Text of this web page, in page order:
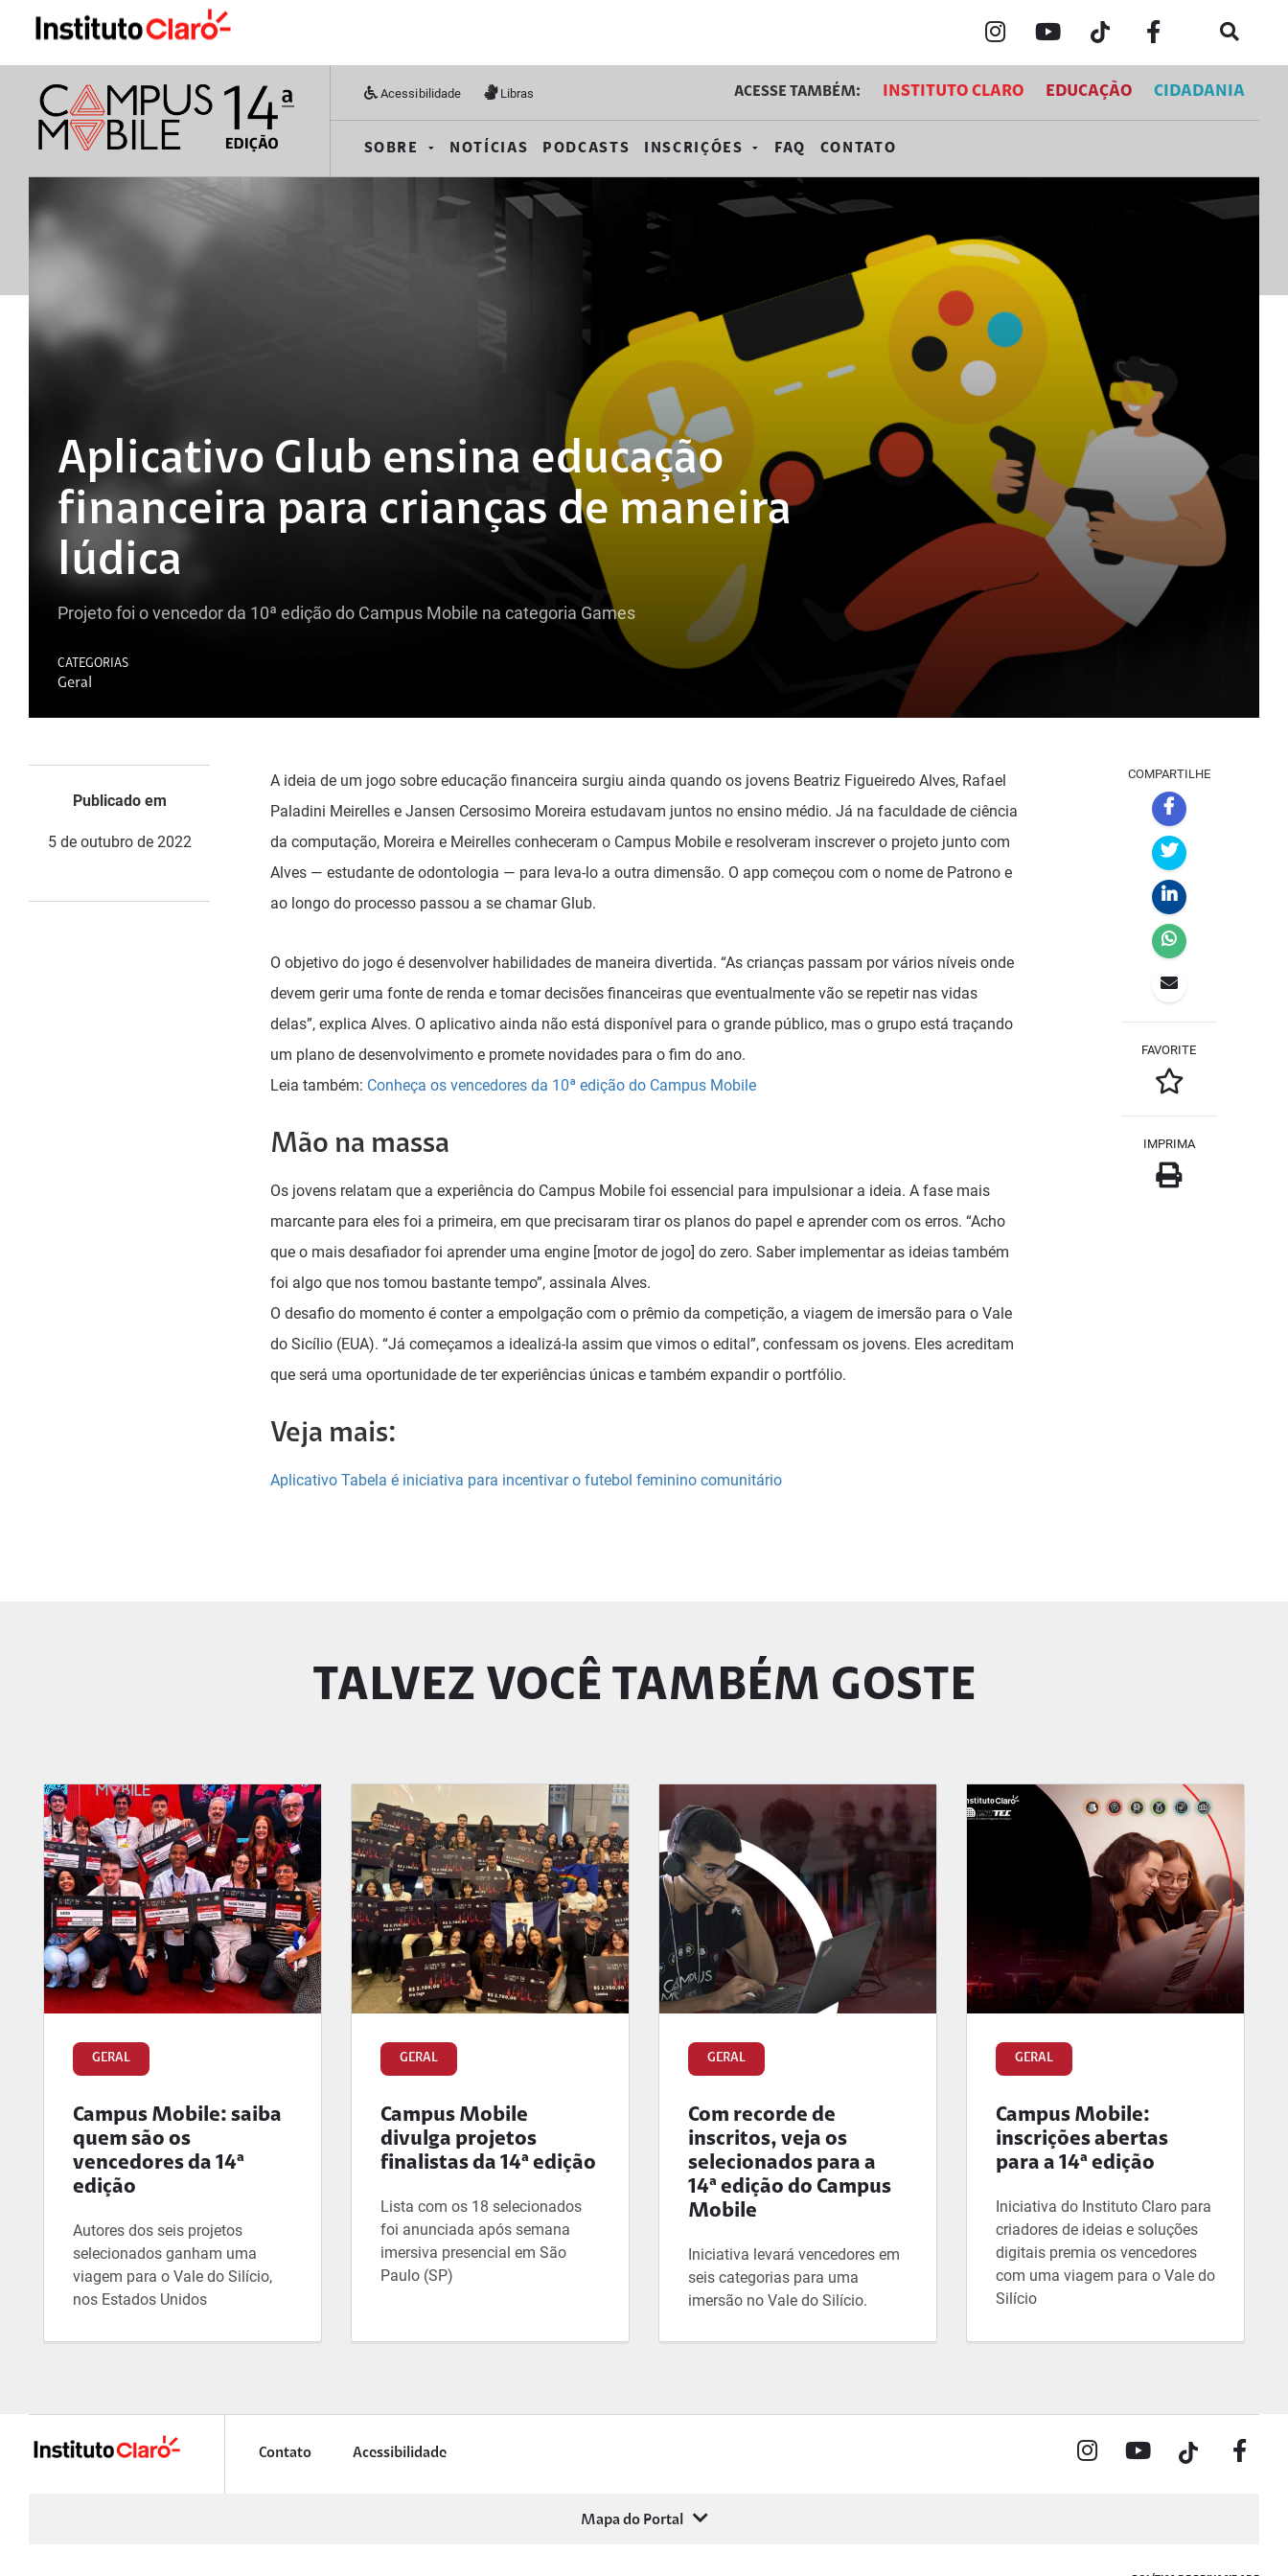
Acessibilidade Libras ACESSE TAMBÉM: INSTITUTO CLARO EDUCAÇÃO CIDADANIA
SOBRE NOTÍCIAS PODCASTS INSCRIÇÕES FAQ CONTATO
Aplicativo Glub ensina educação
financeira para crianças de maneira
lúdica
Projeto foi o vencedor da 10ª edição do Campus Mobile na categoria Games
CATEGORIAS
Geral
Publicado em
5 de outubro de 2022
A ideia de um jogo sobre educação financeira surgiu ainda quando os jovens Beatriz Figueiredo Alves, Rafael
Paladini Meirelles e Jansen Cersosimo Moreira estudavam juntos no ensino médio. Já na faculdade de ciência
da computação, Moreira e Meirelles conheceram o Campus Mobile e resolveram inscrever o projeto junto com
Alves — estudante de odontologia — para leva-lo a outra dimensão. O app começou com o nome de Patrono e
ao longo do processo passou a se chamar Glub.
O objetivo do jogo é desenvolver habilidades de maneira divertida. “As crianças passam por vários níveis onde
devem gerir uma fonte de renda e tomar decisões financeiras que eventualmente vão se repetir nas vidas
delas”, explica Alves. O aplicativo ainda não está disponível para o grande público, mas o grupo está traçando
um plano de desenvolvimento e promete novidades para o fim do ano.
Leia também: Conheça os vencedores da 10ª edição do Campus Mobile
Mão na massa
Os jovens relatam que a experiência do Campus Mobile foi essencial para impulsionar a ideia. A fase mais
marcante para eles foi a primeira, em que precisaram tirar os planos do papel e aprender com os erros. “Acho
que o mais desafiador foi aprender uma engine [motor de jogo] do zero. Saber implementar as ideias também
foi algo que nos tomou bastante tempo”, assinala Alves.
O desafio do momento é conter a empolgação com o prêmio da competição, a viagem de imersão para o Vale
do Sicílio (EUA). “Já começamos a idealizá-la assim que vimos o edital”, confessam os jovens. Eles acreditam
que será uma oportunidade de ter experiências únicas e também expandir o portfólio.
Veja mais:
Aplicativo Tabela é iniciativa para incentivar o futebol feminino comunitário
COMPARTILHE
FAVORITE
IMPRIMA
TALVEZ VOCÊ TAMBÉM GOSTE
GERAL
Campus Mobile: saiba
quem são os
vencedores da 14ª
edição
Autores dos seis projetos
selecionados ganham uma
viagem para o Vale do Silício,
nos Estados Unidos
GERAL
Campus Mobile
divulga projetos
finalistas da 14ª edição
Lista com os 18 selecionados
foi anunciada após semana
imersiva presencial em São
Paulo (SP)
GERAL
Com recorde de
inscritos, veja os
selecionados para a
14ª edição do Campus
Mobile
Iniciativa levará vencedores em
seis categorias para uma
imersão no Vale do Silício.
GERAL
Campus Mobile:
inscrições abertas
para a 14ª edição
Iniciativa do Instituto Claro para
criadores de ideias e soluções
digitais premia os vencedores
com uma viagem para o Vale do
Silício
Contato Acessibilidade
Mapa do Portal